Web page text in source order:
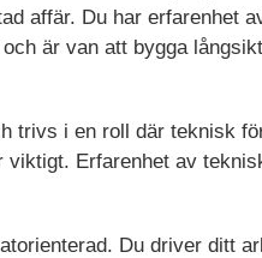
affär. Du har erfarenhet
är van att bygga
trivs i en roll där teknisk
Erfarenhet av
Du driver ditt